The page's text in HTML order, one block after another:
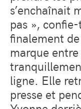
s’enchaînait
pas »,
finalement
marque
ligne. Elle
presse et